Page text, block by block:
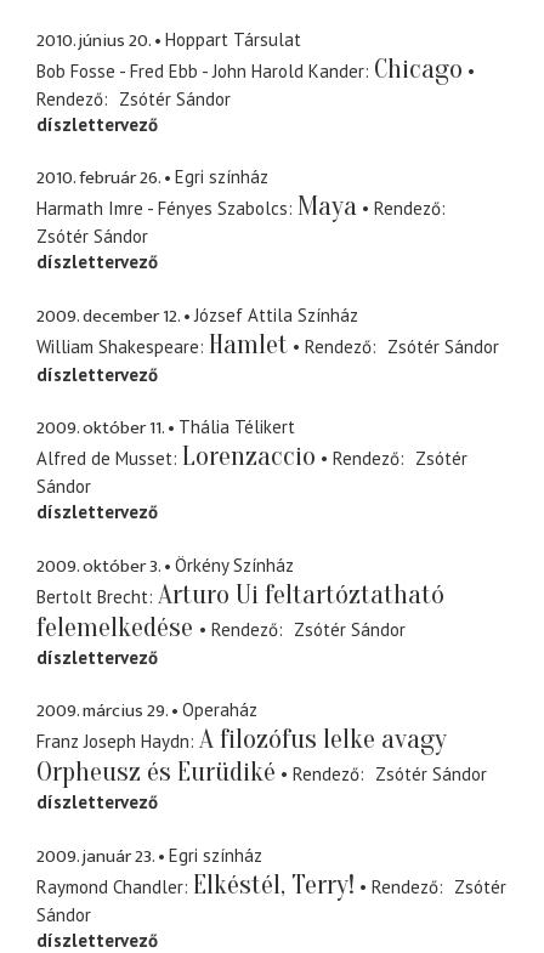
2010. június 20.
Hoppart Társulat
Bob Fosse - Fred Ebb - John Harold Kander Chicago
Rendező
Zsótér Sándor
díszlettervező
2010. február 26.
Egri színház
Harmath Imre - Fényes Szabolcs Maya
Rendező
Zsótér Sándor
díszlettervező
2009. december 12.
József Attila Színház
William Shakespeare Hamlet Rendező
Zsótér Sándor
díszlettervező
2009. október 11.
Thália Télikert
Alfred de Musset Lorenzaccio Rendező
Zsótér
Sándor
díszlettervező
2009. október 3.
Örkény Színház
Bertolt Brecht Arturo Ui feltartóztatható
felemelkedése
Rendező
Zsótér Sándor
díszlettervező
2009. március 29.
Operaház
Franz Joseph Haydn A filozófus lelke avagy
Orpheusz és Eurüdiké
Rendező
Zsótér Sándor
díszlettervező
2009. január 23.
Egri színház
Raymond Chandler Elkéstél, Terry! Rendező
Zsótér
Sándor
díszlettervező